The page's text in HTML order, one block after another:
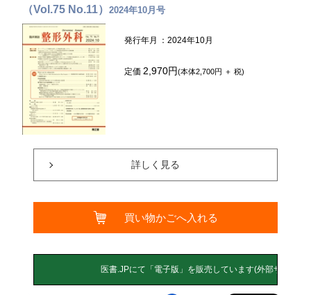
（Vol.75 No.11）2024年10月号
発行年月 ：2024年10月
定価2,970円(本体2,700円 ＋ 税)
詳しく見る
買い物かごへ入れる